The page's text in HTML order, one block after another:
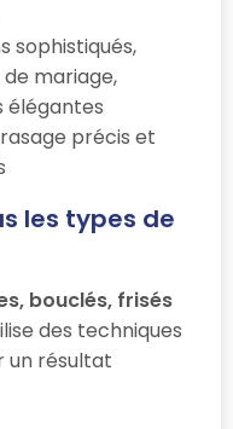
sophistiqués,
mariage,
précis et
les types de
bouclés, frisés
des techniques
un résultat